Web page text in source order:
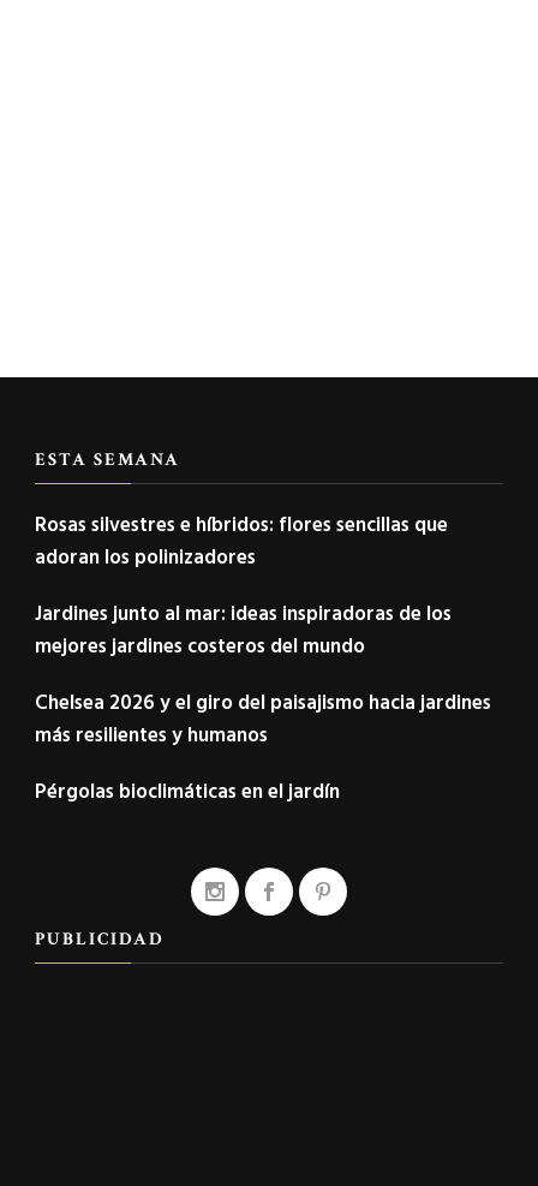
ESTA SEMANA
Rosas silvestres e híbridos: flores sencillas que
adoran los polinizadores
Jardines junto al mar: ideas inspiradoras de los
mejores jardines costeros del mundo
Chelsea 2026 y el giro del paisajismo hacia jardines
más resilientes y humanos
Pérgolas bioclimáticas en el jardín
PUBLICIDAD